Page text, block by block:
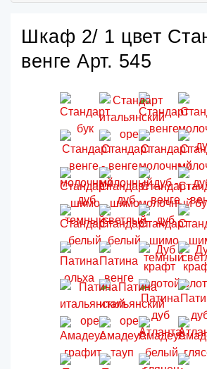
Шкаф 2/ 1 цвет
венге Арт. 545